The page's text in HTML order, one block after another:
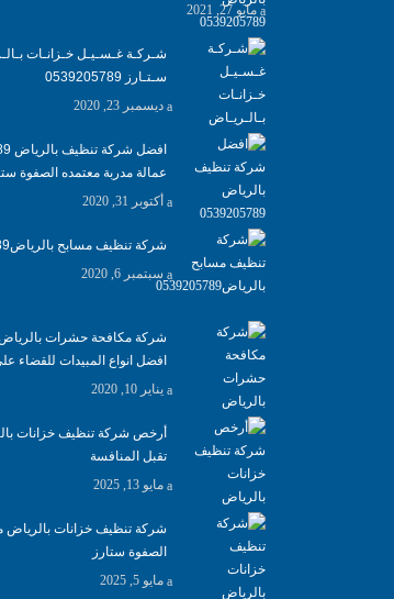
مايو 27, 2021
شـركـة غـسـيـل خـزانـات
سـتـارز 0539205789
ديسمبر 23, 2020
عمالة مدربة معتمده الصفوة
أكتوبر 31, 2020
شركة تنظيف مسابح بالرياض0539205789
سبتمبر 6, 2020
افضل انواع المبيدات للقضاء
يناير 10, 2020
أرخص شركة تنظيف خزانات
تقبل المنافسة
مايو 13, 2025
شركة تنظيف خزانات
الصفوة ستارز
مايو 5, 2025